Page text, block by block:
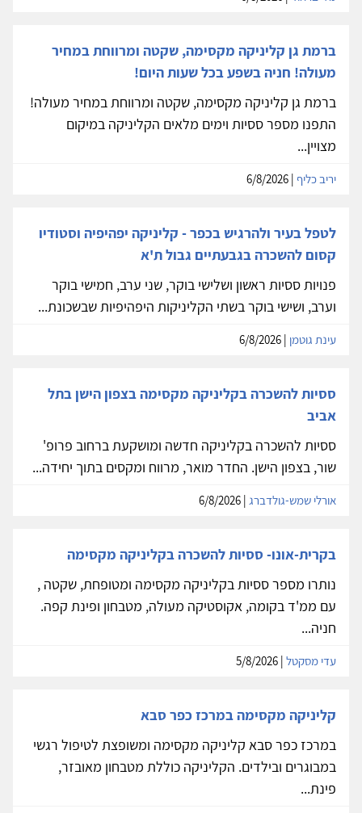
ברמת גן קליניקה מקסימה, שקטה ומרווחת במחיר
מעולה! חניה בשפע בכל שעות היום!
ברמת גן קליניקה מקסימה, שקטה ומרווחת במחיר מעולה!
התפנו מספר ססיות וימים מלאים הקליניקה במיקום
מצויין...
יריב כליף
לטפל בעיר ולהרגיש בכפר - קליניקה יפהיפיה וסטודיו
קסום להשכרה בגבעתיים גבול ת'א
פנויות ססיות ראשון ושלישי בוקר, שני ערב, חמישי בוקר
וערב, ושישי בוקר בשתי הקליניקות היפהיפיות שבשכונת...
עינת גוטמן
ססיות להשכרה בקליניקה מקסימה בצפון הישן בתל
אביב
ססיות להשכרה בקליניקה חדשה ומושקעת ברחוב פרופ'
שור, בצפון הישן. החדר מואר, מרווח ומקסים בתוך יחידה...
אורלי שמש-גולדברג
בקרית-אונו- ססיות להשכרה בקליניקה מקסימה
נותרו מספר ססיות בקליניקה מקסימה ומטופחת, שקטה ,
עם ממ'ד בקומה, אקוסטיקה מעולה, מטבחון ופינת קפה.
חניה...
עדי מסקטל
קליניקה מקסימה במרכז כפר סבא
במרכז כפר סבא קליניקה מקסימה ומשופצת לטיפול רגשי
במבוגרים ובילדים. הקליניקה כוללת מטבחון מאובזר,
פינת...